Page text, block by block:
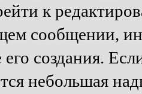
к
сообщении,
создания.
небольшая